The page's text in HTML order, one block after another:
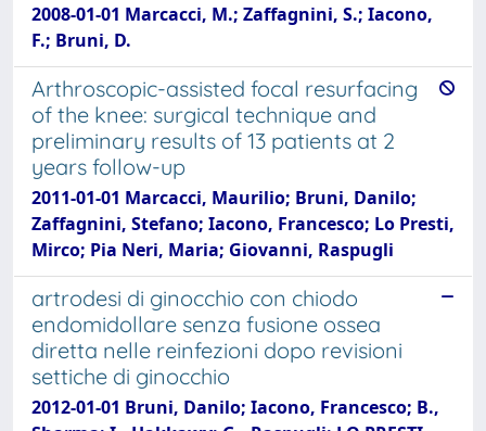
2008-01-01 Marcacci, M.; Zaffagnini, S.; Iacono,
F.; Bruni, D.
Arthroscopic-assisted focal resurfacing
of the knee: surgical technique and
preliminary results of 13 patients at 2
years follow-up
2011-01-01 Marcacci, Maurilio; Bruni, Danilo;
Zaffagnini, Stefano; Iacono, Francesco; Lo Presti,
Mirco; Pia Neri, Maria; Giovanni, Raspugli
artrodesi di ginocchio con chiodo
endomidollare senza fusione ossea
diretta nelle reinfezioni dopo revisioni
settiche di ginocchio
2012-01-01 Bruni, Danilo; Iacono, Francesco; B.,